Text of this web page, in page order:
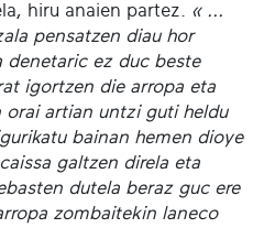
hiru anaien partez.
« ...
pensatzen diau hor
denetaric ez duc beste
igortzen die arropa eta
orai artian untzi guti heldu
bainan hemen dioye
galtzen direla eta
dutela beraz guc ere
zombaitekin laneco